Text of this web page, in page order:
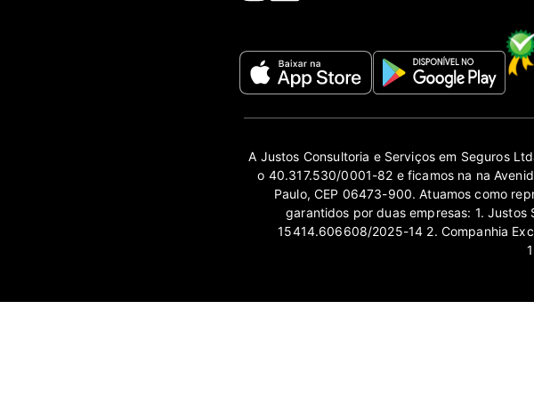
A Justos Consultoria e Serviços em Seguros
o 40.317.530/0001-82 e ficamos na na
Paulo, CEP 06473-900. Atuamos como
garantidos por duas empresas: 1. Justos
15414.606608/2025-14 2. Companhia